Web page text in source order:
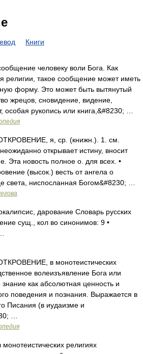
Книги
человеку воли Бога. Как
религии, такое сообщение может иметь
форму. Это может быть вытянутый
жрецов, сновидение, видение,
особая рукопись или книга,&#8230; …
я, ср. (книжн.). 1. см.
открывает истину, вносит
Эта новость полное о. для всех. •
(высок.) весть от ангела о
света, ниспосланная Богом&#8230; …
дарование Словарь русских
сущ., кол во синонимов: 9 •
в монотеистических
волеизъявление Бога или
как абсолютная ценность и
поведения и познания. Выражается в
Писания (в иудаизме и
…
религиях